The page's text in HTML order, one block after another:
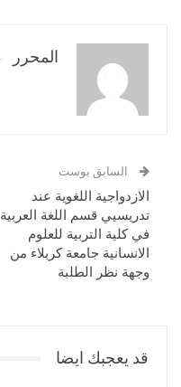
المحرر
السابق بوست
الازدواجية اللغوية عند
تدريسيي قسم اللغة العربية
في كلية التربية للعلوم
الانسانية جامعة كربلاء من
وجهة نظر الطلبة
قد يعجبك ايضا